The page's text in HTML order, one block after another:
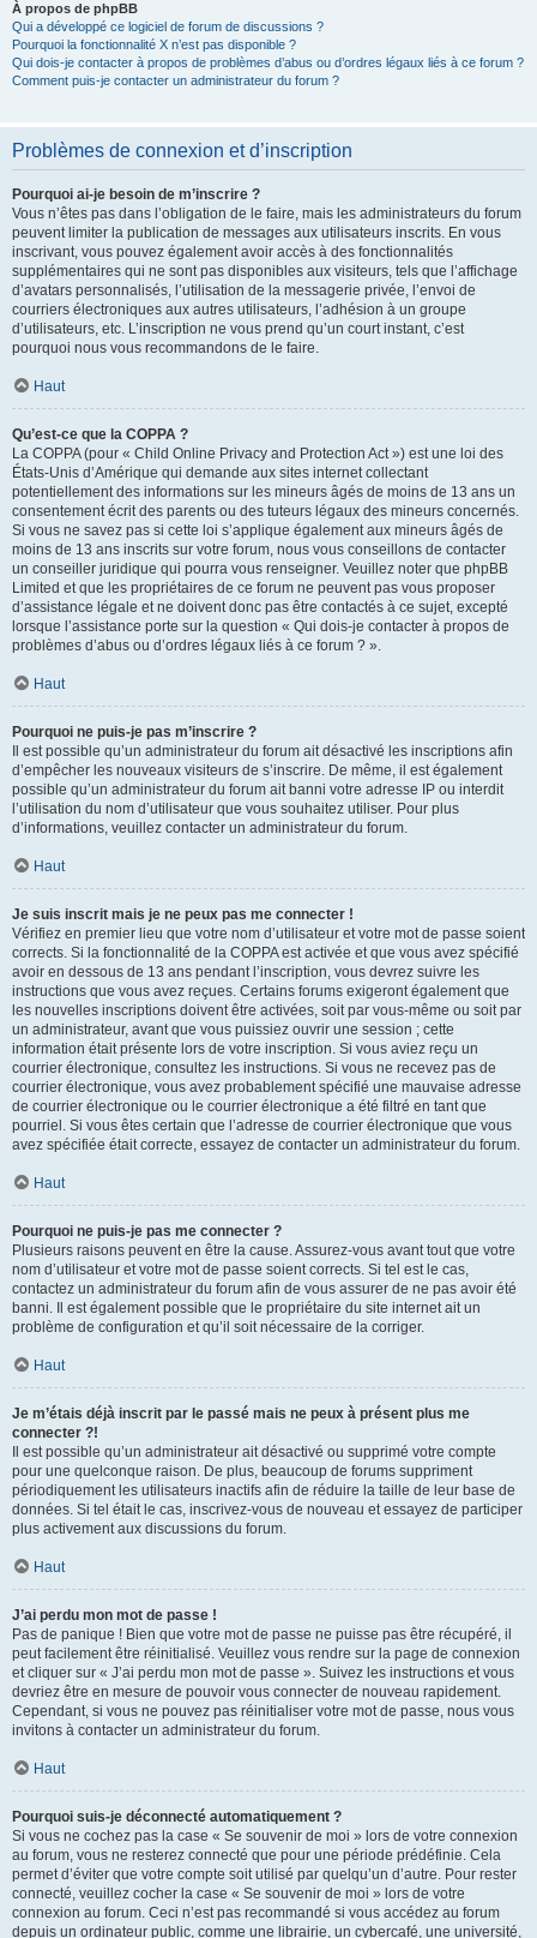
À propos de phpBB
Qui a développé ce logiciel de forum de discussions ?
Pourquoi la fonctionnalité X n’est pas disponible ?
Qui dois-je contacter à propos de problèmes d’abus ou d’ordres légaux liés à ce forum ?
Comment puis-je contacter un administrateur du forum ?
Problèmes de connexion et d’inscription
Pourquoi ai-je besoin de m’inscrire ?
Vous n’êtes pas dans l’obligation de le faire, mais les administrateurs du forum
peuvent limiter la publication de messages aux utilisateurs inscrits. En vous
inscrivant, vous pouvez également avoir accès à des fonctionnalités
supplémentaires qui ne sont pas disponibles aux visiteurs, tels que l’affichage
d’avatars personnalisés, l’utilisation de la messagerie privée, l’envoi de
courriers électroniques aux autres utilisateurs, l’adhésion à un groupe
d’utilisateurs, etc. L’inscription ne vous prend qu’un court instant, c’est
pourquoi nous vous recommandons de le faire.
Haut
Qu’est-ce que la COPPA ?
La COPPA (pour « Child Online Privacy and Protection Act ») est une loi des
États-Unis d’Amérique qui demande aux sites internet collectant
potentiellement des informations sur les mineurs âgés de moins de 13 ans un
consentement écrit des parents ou des tuteurs légaux des mineurs concernés.
Si vous ne savez pas si cette loi s’applique également aux mineurs âgés de
moins de 13 ans inscrits sur votre forum, nous vous conseillons de contacter
un conseiller juridique qui pourra vous renseigner. Veuillez noter que phpBB
Limited et que les propriétaires de ce forum ne peuvent pas vous proposer
d’assistance légale et ne doivent donc pas être contactés à ce sujet, excepté
lorsque l’assistance porte sur la question « Qui dois-je contacter à propos de
problèmes d’abus ou d’ordres légaux liés à ce forum ? ».
Haut
Pourquoi ne puis-je pas m’inscrire ?
Il est possible qu’un administrateur du forum ait désactivé les inscriptions afin
d’empêcher les nouveaux visiteurs de s’inscrire. De même, il est également
possible qu’un administrateur du forum ait banni votre adresse IP ou interdit
l’utilisation du nom d’utilisateur que vous souhaitez utiliser. Pour plus
d’informations, veuillez contacter un administrateur du forum.
Haut
Je suis inscrit mais je ne peux pas me connecter !
Vérifiez en premier lieu que votre nom d’utilisateur et votre mot de passe soient
corrects. Si la fonctionnalité de la COPPA est activée et que vous avez spécifié
avoir en dessous de 13 ans pendant l’inscription, vous devrez suivre les
instructions que vous avez reçues. Certains forums exigeront également que
les nouvelles inscriptions doivent être activées, soit par vous-même ou soit par
un administrateur, avant que vous puissiez ouvrir une session ; cette
information était présente lors de votre inscription. Si vous aviez reçu un
courrier électronique, consultez les instructions. Si vous ne recevez pas de
courrier électronique, vous avez probablement spécifié une mauvaise adresse
de courrier électronique ou le courrier électronique a été filtré en tant que
pourriel. Si vous êtes certain que l’adresse de courrier électronique que vous
avez spécifiée était correcte, essayez de contacter un administrateur du forum.
Haut
Pourquoi ne puis-je pas me connecter ?
Plusieurs raisons peuvent en être la cause. Assurez-vous avant tout que votre
nom d’utilisateur et votre mot de passe soient corrects. Si tel est le cas,
contactez un administrateur du forum afin de vous assurer de ne pas avoir été
banni. Il est également possible que le propriétaire du site internet ait un
problème de configuration et qu’il soit nécessaire de la corriger.
Haut
Je m’étais déjà inscrit par le passé mais ne peux à présent plus me
connecter ?!
Il est possible qu’un administrateur ait désactivé ou supprimé votre compte
pour une quelconque raison. De plus, beaucoup de forums suppriment
périodiquement les utilisateurs inactifs afin de réduire la taille de leur base de
données. Si tel était le cas, inscrivez-vous de nouveau et essayez de participer
plus activement aux discussions du forum.
Haut
J’ai perdu mon mot de passe !
Pas de panique ! Bien que votre mot de passe ne puisse pas être récupéré, il
peut facilement être réinitialisé. Veuillez vous rendre sur la page de connexion
et cliquer sur « J’ai perdu mon mot de passe ». Suivez les instructions et vous
devriez être en mesure de pouvoir vous connecter de nouveau rapidement.
Cependant, si vous ne pouvez pas réinitialiser votre mot de passe, nous vous
invitons à contacter un administrateur du forum.
Haut
Pourquoi suis-je déconnecté automatiquement ?
Si vous ne cochez pas la case « Se souvenir de moi » lors de votre connexion
au forum, vous ne resterez connecté que pour une période prédéfinie. Cela
permet d’éviter que votre compte soit utilisé par quelqu’un d’autre. Pour rester
connecté, veuillez cocher la case « Se souvenir de moi » lors de votre
connexion au forum. Ceci n’est pas recommandé si vous accédez au forum
depuis un ordinateur public, comme une librairie, un cybercafé, une université,